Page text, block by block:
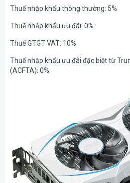
Thuế nhập khẩu thông thường: 5%
Thuế nhập khẩu ưu đãi: 0%
Thuế GTGT VAT: 10%
Thuế nhập khẩu ưu đãi đặc biệt từ
(ACFTA): 0%